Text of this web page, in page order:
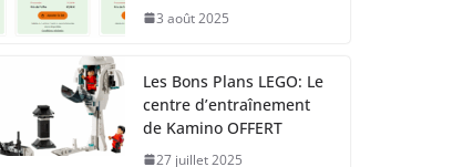
3 août 2025
Les Bons Plans LEGO: Le
centre d’entraînement
de Kamino OFFERT
27 juillet 2025